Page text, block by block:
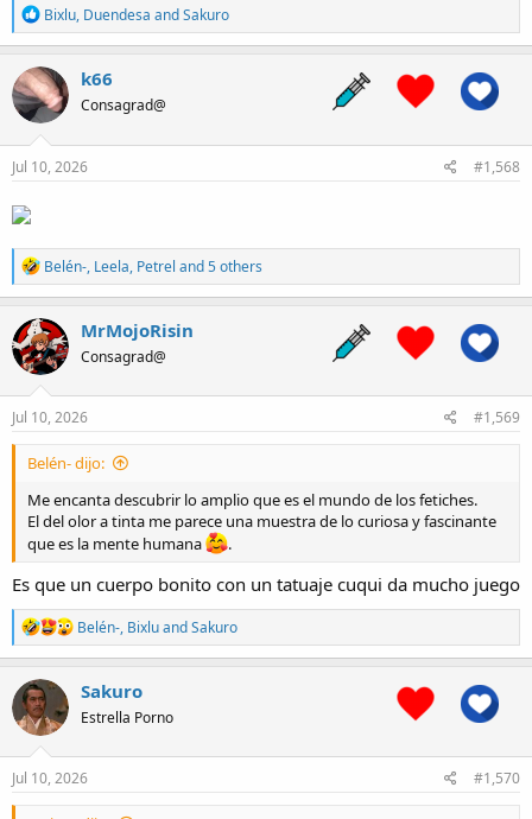
R
e
a
c
t
i
o
n
s
Bixlu, Duendesa andSakuro
k66
Consagrad@
Jul 10, 2026 #1,568
R
e
a
c
t
i
o
n
s
Belén-, Leela, Petrel and 5 others
MrMojoRisin
Consagrad@
Jul 10, 2026 #1,569
Belén- dijo:
Me encanta descubrir lo amplio que es el mundo de los fetiches.
El del olor a tinta me parece una muestra de lo curiosa y fascinante
que es la mente humana
.
Es que un cuerpo bonito con un tatuaje cuqui da mucho juego
R
e
a
n
s
Belén-, BixluandSakuro
Sakuro
Estrella Porno
Jul 10, 2026 #1,570